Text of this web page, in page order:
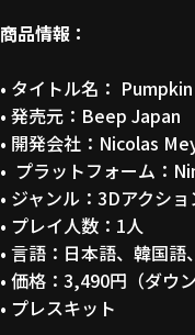
商品情報：
• タイトル名：
• 発売元：Beep Japan
• 開発会社：Nicolas
• プラットフォーム：
• ジャンル：3Dアクシ
• プレイ人数：1人
• 言語：日本語、韓国語
• 価格：3,490円（ダウ
• プレスキット